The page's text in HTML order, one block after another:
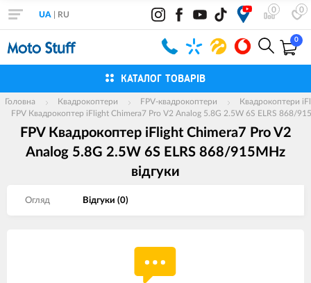
0 0
UA RU
0
КАТАЛОГ ТОВАРІВ
Головна Квадрокоптери FPV-квадрокоптери
Квадрокоптери
FPV Квадрокоптер iFlight Chimera7 Pro V2 Analog 5.8G 2.5W 6S ELRS 868/
FPV Квадрокоптер iFlight Chimera7 Pro V2
Analog 5.8G 2.5W 6S ELRS 868/915MHz
вiдгуки
Огляд Вiдгуки (0)